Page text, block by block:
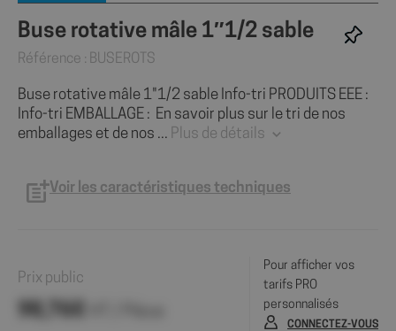
Buse rotative mâle 1″1/2 sable
Référence : BUSEROTS
Buse rotative mâle 1"1/2 sable Info-tri PRODUITS EEE :
Info-tri EMBALLAGE : En savoir plus sur le tri de nos
emballages et de nos ... Plus de détails
Voir les caractéristiques techniques
Prix public
98,76€
Pour afficher vos
tarifs PRO
personnalisés
CONNECTEZ-VOUS